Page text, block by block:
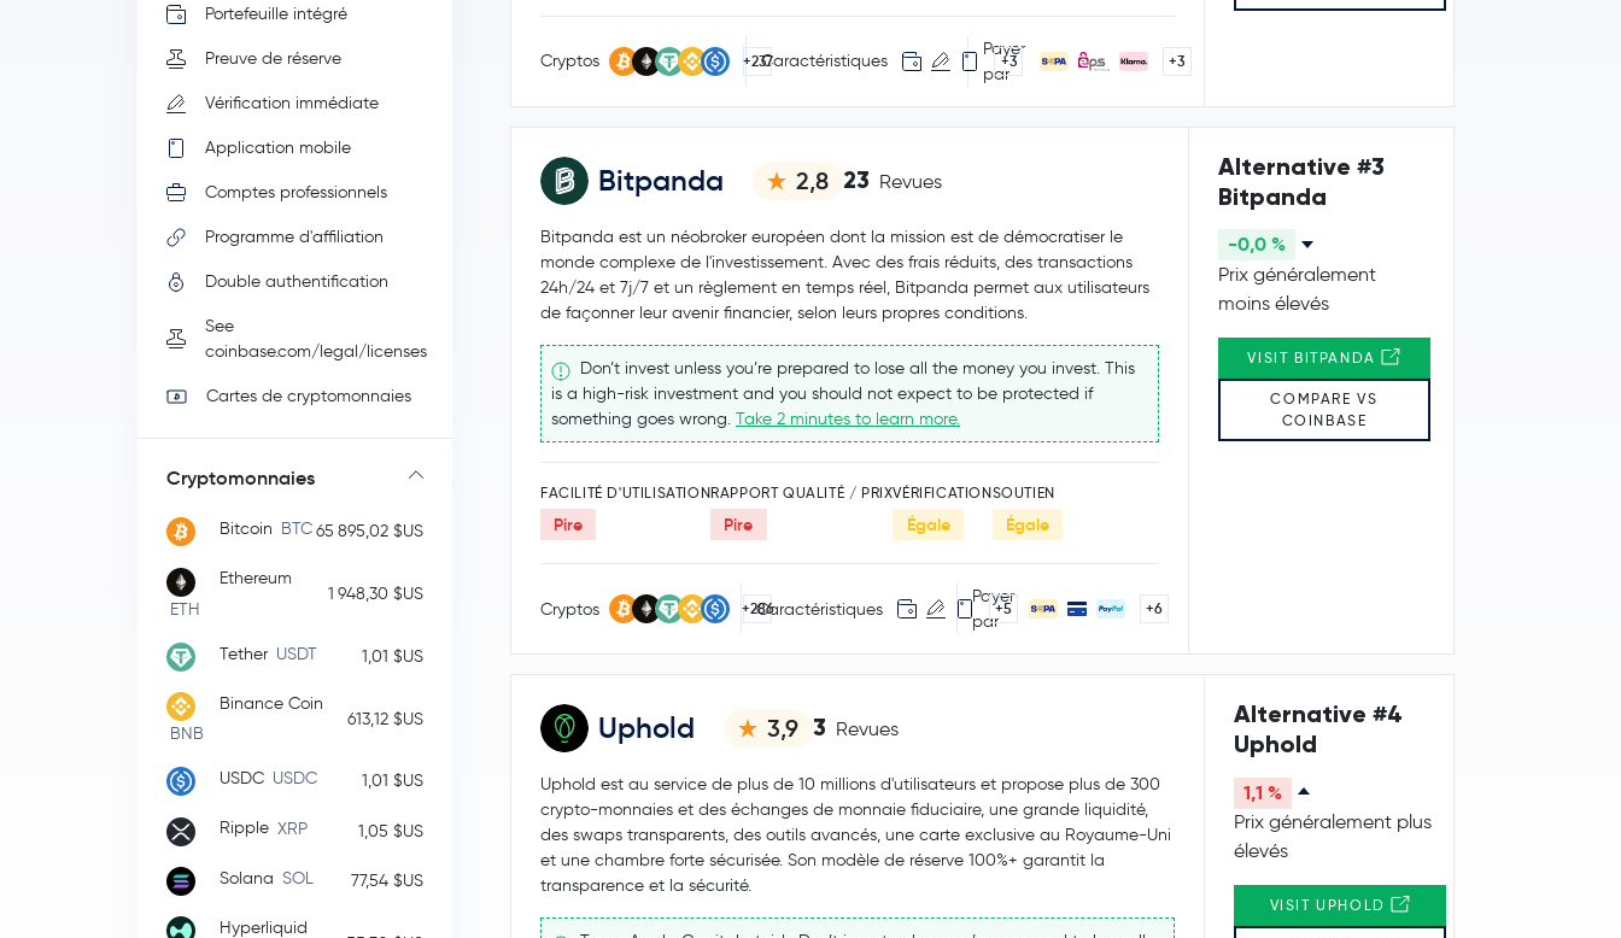
Portefeuille intégré
Preuve de réserve
Vérification immédiate
Application mobile
Comptes professionnels
Programme d'affiliation
Double authentification
See
coinbase.com/legal/licenses
Cartes de cryptomonnaies
Cryptomonnaies
Bitcoin BTC65 895,02 $US
Ethereum
ETH
1 948,30 $US
Tether USDT 1,01 $US
Binance Coin
BNB
613,12 $US
USDC USDC 1,01 $US
Ripple XRP 1,05 $US
Solana SOL 77,54 $US
Hyperliquid
Cryptos +237Caractéristiques +3
Payer
par
+3
Bitpanda 2,8 23 Revues
Bitpanda est un néobroker européen dont la mission est de démocratiser le
monde complexe de l'investissement. Avec des frais réduits, des transactions
24h/24 et 7j/7 et un règlement en temps réel, Bitpanda permet aux utilisateurs
de façonner leur avenir financier, selon leurs propres conditions.
Don’t invest unless you’re prepared to lose all the money you invest. This
is a high-risk investment and you should not expect to be protected if
something goes wrong. Take 2 minutes to learn more.
FACILITÉ D'UTILISATION
Pire
RAPPORT QUALITÉ / PRIX
Pire
VÉRIFICATION
Égale
SOUTIEN
Égale
Cryptos +286Caractéristiques +5
Payer
par
+6
Alternative #3
Bitpanda
-0,0 %
Prix généralement
moins élevés
VISIT BITPANDA
COMPARE VS
COINBASE
Uphold 3,9 3 Revues
Uphold est au service de plus de 10 millions d'utilisateurs et propose plus de 300
crypto-monnaies et des échanges de monnaie fiduciaire, une grande liquidité,
des swaps transparents, des outils avancés, une carte exclusive au Royaume-Uni
et une chambre forte sécurisée. Son modèle de réserve 100%+ garantit la
transparence et la sécurité.
Alternative #4
Uphold
1,1 %
Prix généralement plus
élevés
VISIT UPHOLD